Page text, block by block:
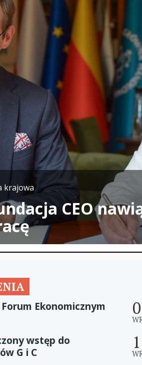
krajowa
CEO
Forum Ekonomicznym
wstęp do
G i C